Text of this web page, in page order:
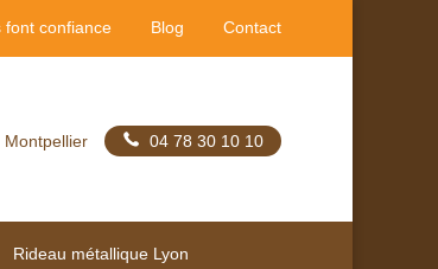
font confiance Blog Contact
04 78 30 10 10
Rideau métallique Lyon